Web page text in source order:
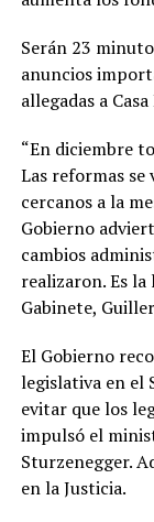
Serán 23
anuncios
allegadas a Casa
“En diciembre
Las reformas se
cercanos a la
Gobierno
cambios
realizaron. Es
Gabinete,
El Gobierno
legislativa en el
evitar que los
impulsó el
Sturzenegger.
en la Justicia.